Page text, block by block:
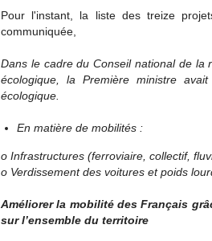
Pour l'instant, la liste des treize
communiquée,
Dans le cadre du Conseil national de la
écologique, la Première ministre
écologique.
En matière de mobilités :
o Infrastructures (ferroviaire, collectif,
o Verdissement des voitures et poids
Améliorer la mobilité des Français
sur l’ensemble du territoire